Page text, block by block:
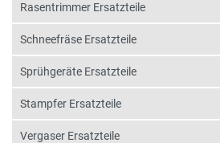
Rasentrimmer Ersatzteile
Schneefräse Ersatzteile
Sprühgeräte Ersatzteile
Stampfer Ersatzteile
Vergaser Ersatzteile